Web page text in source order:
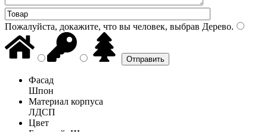
Пожалуйста, докажите, что вы человек, выбрав Дерево.
Фасад
Шпон
Материал корпуса
ЛДСП
Цвет